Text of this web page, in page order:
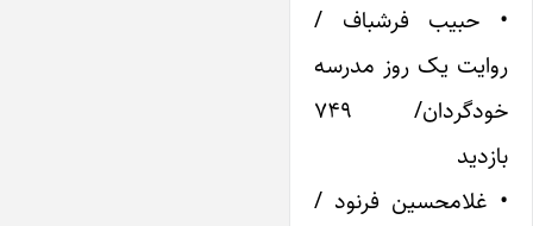
• حبیب فرشباف /
روایت یک روز مدرسه
خودگردان/ ۷۴۹
بازدید
• غلامحسین فرنود /